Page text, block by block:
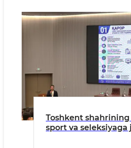
Toshkent
sport va seleksiyaga